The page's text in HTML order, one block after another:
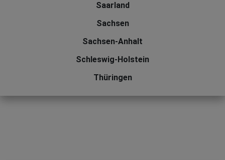
Saarland
Sachsen
Sachsen-Anhalt
Schleswig-Holstein
Thüringen